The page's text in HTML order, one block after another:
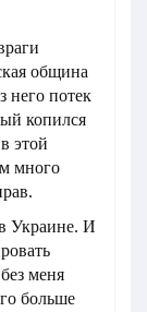
община
него потек
копился
этой
много
Украине. И
меня
больше